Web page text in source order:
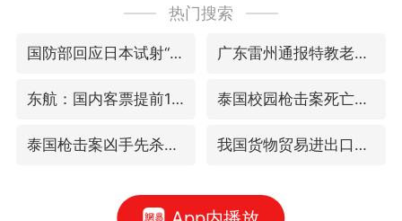
热门搜索
国防部回应日本试射“战斧”导弹 广东雷州通报特教老师招聘违规事件
东航：国内客票提前14天免费退改 泰国校园枪击案死亡人数升至7人
泰国枪击案凶手先杀祖父母后行凶 我国货物贸易进出口超30万亿元